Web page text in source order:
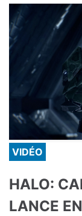
VIDÉO
HALO:
LANCE